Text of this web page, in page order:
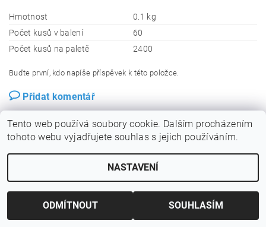
Hmotnost
0.1 kg
Počet kusů v balení
60
Počet kusů na paletě
2400
Buďte první, kdo napíše příspěvek k této položce.
Přidat komentář
Tento web používá soubory cookie. Dalším procházením
tohoto webu vyjadřujete souhlas s jejich používáním.
NASTAVENÍ
ODMÍTNOUT SOUHLASÍM